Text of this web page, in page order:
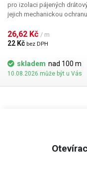
pro izolaci pájených
jejich mechanickou
elektrikářská izolační
fólie.
26,62 Kč / m
22 Kč bez DPH
skladem nad 100 m
10.08.2026 může být u Vás